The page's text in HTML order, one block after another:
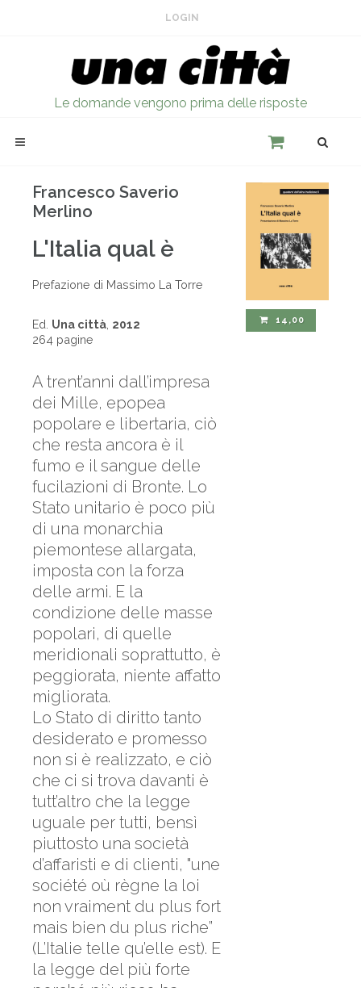
LOGIN
Le domande vengono prima delle risposte
Francesco Saverio
Merlino
L'Italia qual è
Prefazione di Massimo La Torre
Ed. Una città 2012
264 pagine
A trent’anni dall’impresa
dei Mille, epopea
popolare e libertaria, ciò
che resta ancora è il
fumo e il sangue delle
fucilazioni di Bronte. Lo
Stato unitario è poco più
di una monarchia
piemontese allargata,
imposta con la forza
delle armi. E la
condizione delle masse
popolari, di quelle
meridionali soprattutto, è
peggiorata, niente affatto
migliorata.
Lo Stato di diritto tanto
desiderato e promesso
non si è realizzato, e ciò
che ci si trova davanti è
tutt’altro che la legge
uguale per tutti, bensì
piuttosto una società
d’affaristi e di clienti, "une
société où règne la loi
non vraiment du plus fort
mais bien du plus riche”
(L’Italie telle qu’elle est). E
la legge del più forte
14,00